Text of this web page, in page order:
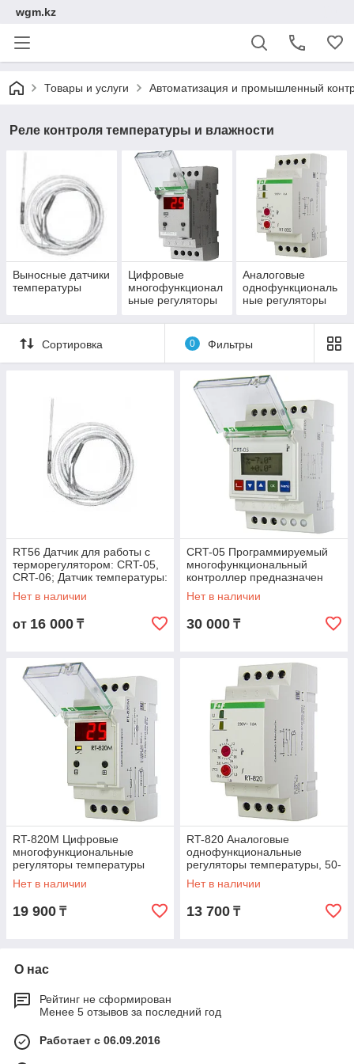
wgm.kz
Товары и услуги Автоматизация и промышленный
Реле контроля температуры и влажности
Выносные датчики
температуры
Цифровые
многофункционал
ьные регуляторы
Аналоговые
однофункциональ
ные регуляторы
Сортировка 0 Фильтры
RT56 Датчик для работы с
терморегулятором: CRT-05,
CRT-06; Датчик температуры:
Pt-100; Габариты ∅4; H85;
Длина
Нет в наличии
от 16 000 ₸
CRT-05 Программируемый
многофункциональный
контроллер предназначен
для контроля отопительного
оборудования
Нет в наличии
30 000 ₸
RT-820M Цифровые
многофункциональные
регуляторы температуры
Нет в наличии
19 900 ₸
RT-820 Аналоговые
однофункциональные
регуляторы температуры, 50-
264 В АС/DC,1NO/NC, 16А
Нет в наличии
13 700 ₸
О нас
Рейтинг не сформирован
Менее 5 отзывов за последний год
Работает с 06.09.2016